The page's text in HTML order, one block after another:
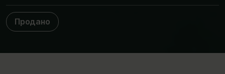
Продано